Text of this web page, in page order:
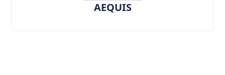
AEQUIS